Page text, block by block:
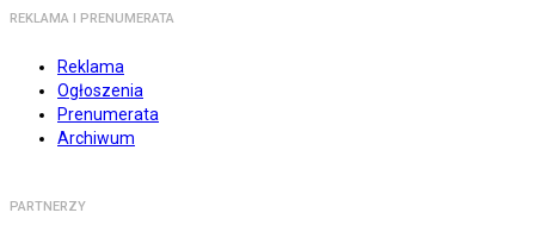
REKLAMA I PRENUMERATA
Reklama
Ogłoszenia
Prenumerata
Archiwum
PARTNERZY